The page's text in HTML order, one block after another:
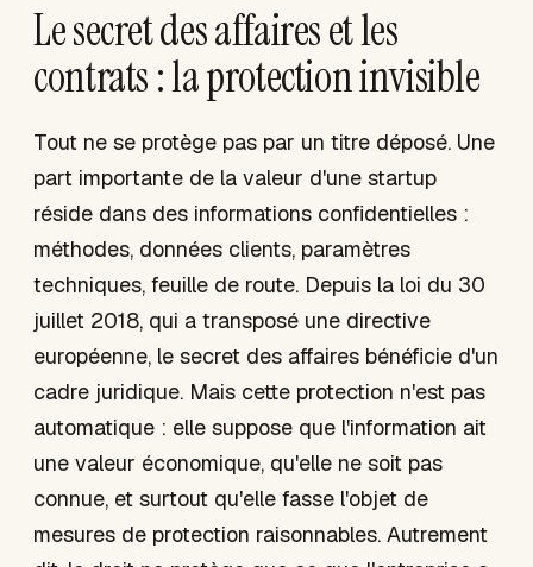
Le secret des affaires et les
contrats : la protection invisible
Tout ne se protège pas par un titre déposé. Une
part importante de la valeur d'une startup
réside dans des informations confidentielles :
méthodes, données clients, paramètres
techniques, feuille de route. Depuis la loi du 30
juillet 2018, qui a transposé une directive
européenne, le secret des affaires bénéficie d'un
cadre juridique. Mais cette protection n'est pas
automatique : elle suppose que l'information ait
une valeur économique, qu'elle ne soit pas
connue, et surtout qu'elle fasse l'objet de
mesures de protection raisonnables. Autrement